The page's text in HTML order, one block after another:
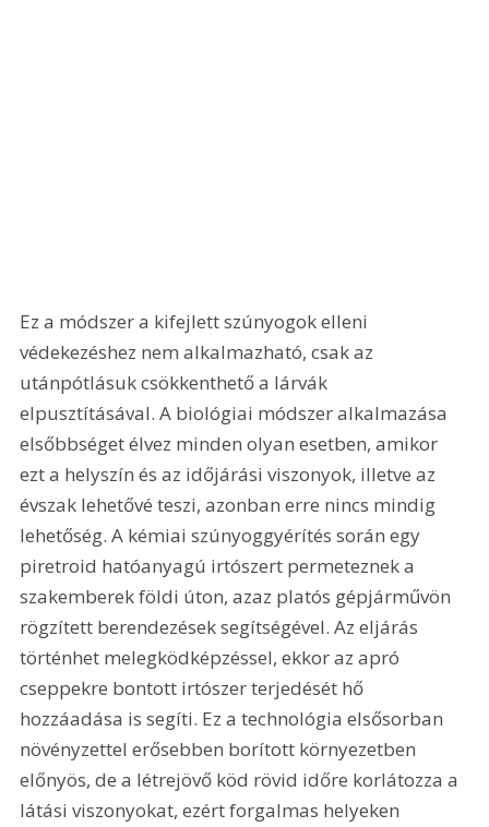
Ez a módszer a kifejlett szúnyogok elleni
védekezéshez nem alkalmazható, csak az
utánpótlásuk csökkenthető a lárvák
elpusztításával. A biológiai módszer alkalmazása
elsőbbséget élvez minden olyan esetben, amikor
ezt a helyszín és az időjárási viszonyok, illetve az
évszak lehetővé teszi, azonban erre nincs mindig
lehetőség. A kémiai szúnyoggyérítés során egy
piretroid hatóanyagú irtószert permeteznek a
szakemberek földi úton, azaz platós gépjárművön
rögzített berendezések segítségével. Az eljárás
történhet melegködképzéssel, ekkor az apró
cseppekre bontott irtószer terjedését hő
hozzáadása is segíti. Ez a technológia elsősorban
növényzettel erősebben borított környezetben
előnyös, de a létrejövő köd rövid időre korlátozza a
látási viszonyokat, ezért forgalmas helyeken